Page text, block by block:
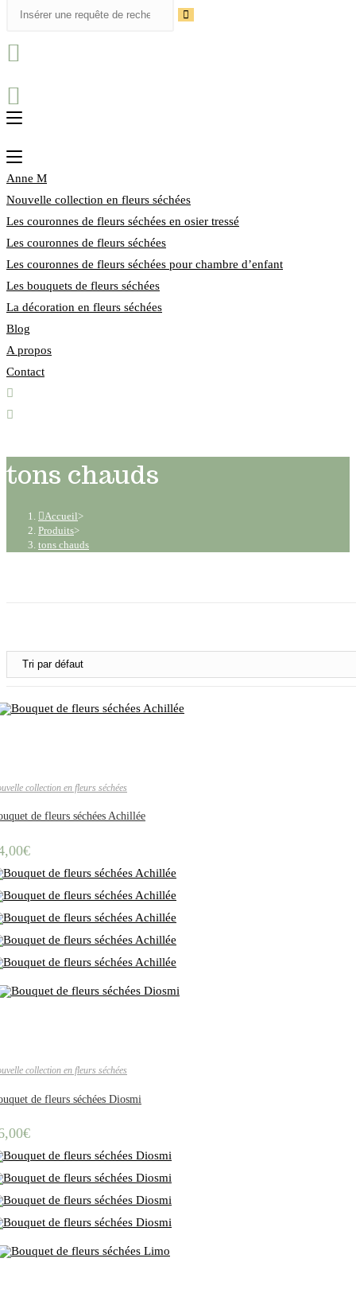
Anne M
Nouvelle collection en fleurs séchées
Les couronnes de fleurs séchées en osier tressé
Les couronnes de fleurs séchées
Les couronnes de fleurs séchées pour chambre d’enfant
Les bouquets de fleurs séchées
La décoration en fleurs séchées
Blog
A propos
Contact
tons chauds
Accueil>
Produits>
tons chauds
collection en fleurs séchées
de fleurs séchées Achillée
€
collection en fleurs séchées
de fleurs séchées Diosmi
€